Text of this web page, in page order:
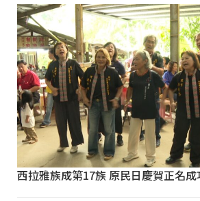
西拉雅族成第17族 原民日慶賀正名成